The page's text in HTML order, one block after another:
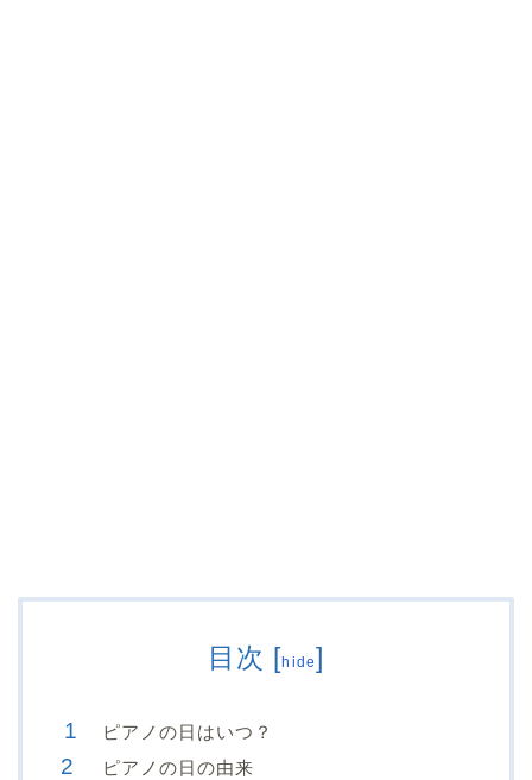
目次 [hide]
ピアノの日はいつ？
ピアノの日の由来